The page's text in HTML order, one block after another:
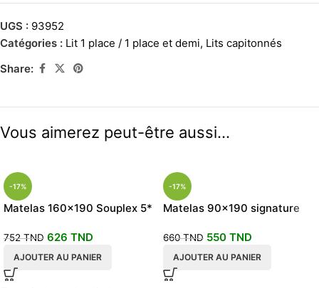
UGS : 93952
Catégories : Lit 1 place / 1 place et demi, Lits capitonnés
Share:
Vous aimerez peut-être aussi…
-17%
Matelas 160×190 Souplex 5*
752TND 626 TND
AJOUTER AU PANIER
-17%
Matelas 90×190 signature
660TND 550 TND
AJOUTER AU PANIER